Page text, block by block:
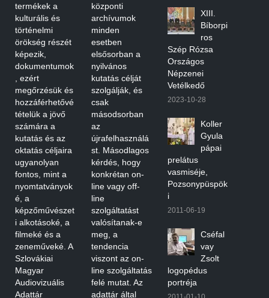
termékek a
kulturális és
történelmi
örökség részét
képezik,
dokumentumok
, ezért
megőrzésük és
hozzáférhetővé
tételük a jövő
számára a
kutatás és az
oktatás céljaira
ugyanolyan
fontos, mint a
nyomtatványok
é, a
képzőművészet
i alkotásoké, a
filmeké és a
zeneműveké. A
Szlovákiai
Magyar
Audiovizuális
Adattár
központi
archívumok
minden
esetben
elsősorban a
nyilvános
kutatás célját
szolgálják, és
csak
másodsorban
az
újrafelhasználá
st. Másodlagos
kérdés, hogy
konkrétan on-
line vagy off-
line
szolgáltatást
valósítanak-e
meg, a
tendencia
viszont az on-
line szolgáltatás
felé mutat. Az
adattár által
XIII.
Bíborpi
ros
Szép Rózsa
Országos
Népzenei
Vetélkedő
2023-10-28
Koller
Gyula
pápai
prelátus
vasmiséje,
Pozsonypüspök
i
2011-06-19
Cséfal
vay
Zsolt
logopédus
portréja